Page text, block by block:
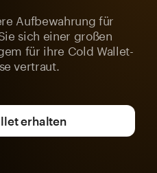
Aufbewahrung für
sich einer großen
für ihre Cold Wallet-
vertraut.
erhalten